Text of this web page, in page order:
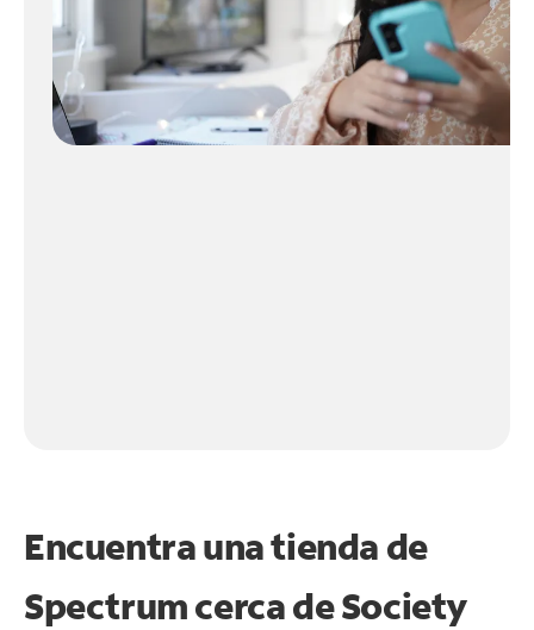
Encuentra una tienda de
Spectrumcerca de Society